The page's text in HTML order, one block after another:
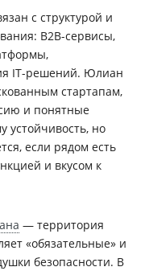
с структурой и
B2B-сервисы,
IT-решений. Юлиан
стартапам,
и понятные
устойчивость, но
если рядом есть
и вкусом к
— территория
«обязательные» и
безопасности. В